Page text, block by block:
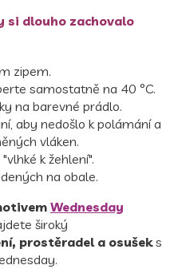
si dlouho zachovalo
zipem.
samostatně na 40 °C.
na barevné prádlo.
aby nedošlo k polámání a
vláken.
k žehlení".
na obale.
Wednesday
široký
prostěradel a osušeks